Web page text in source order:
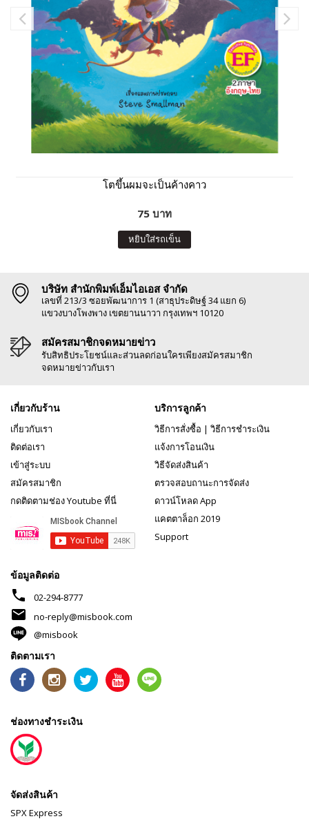
โตขึ้นผมจะเป็นค้างคาว
75 บาท
หยิบใส่รถเข็น
บริษัท สำนักพิมพ์เอ็มไอเอส จำกัด
เลขที่ 213/3 ซอยพัฒนาการ 1 (สาธุประดิษฐ์ 34 แยก 6)
แขวงบางโพงพาง เขตยานนาวา กรุงเทพฯ 10120
สมัครสมาชิกจดหมายข่าว
รับสิทธิประโยชน์และส่วนลดก่อนใครเพียงสมัครสมาชิก
จดหมายข่าวกับเรา
เกี่ยวกับร้าน
เกี่ยวกับเรา
ติดต่อเรา
เข้าสู่ระบบ
สมัครสมาชิก
กดติดตามช่อง Youtube ที่นี่
บริการลูกค้า
วิธีการสั่งซื้อ | วิธีการชำระเงิน
แจ้งการโอนเงิน
วิธีจัดส่งสินค้า
ตรวจสอบถานะการจัดส่ง
ดาวน์โหลด App
แคตตาล็อก 2019
Support
ข้อมูลติดต่อ
phone 02-294-8777
mail
no-reply@misbook.com
@misbook
ติดตามเรา
ช่องทางชำระเงิน
จัดส่งสินค้า
SPX Express